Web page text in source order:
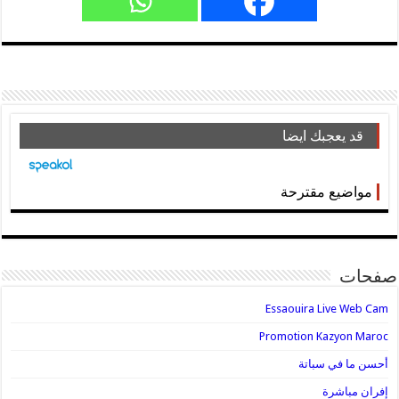
قد يعجبك ايضا
مواضيع مقترحة
صفحات
Essaouira Live Web Cam
Promotion Kazyon Maroc
أحسن ما في سباتة
إفران مباشرة